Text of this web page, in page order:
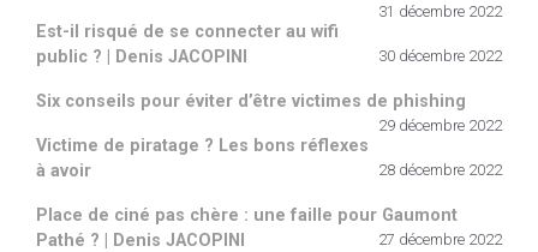
31 décembre 2022
Est-il risqué de se connecter au wifi
public ? | Denis JACOPINI
30 décembre 2022
Six conseils pour éviter d’être victimes de phishing
29 décembre 2022
Victime de piratage ? Les bons réflexes
à avoir
28 décembre 2022
Place de ciné pas chère : une faille pour Gaumont
Pathé ? | Denis JACOPINI
27 décembre 2022